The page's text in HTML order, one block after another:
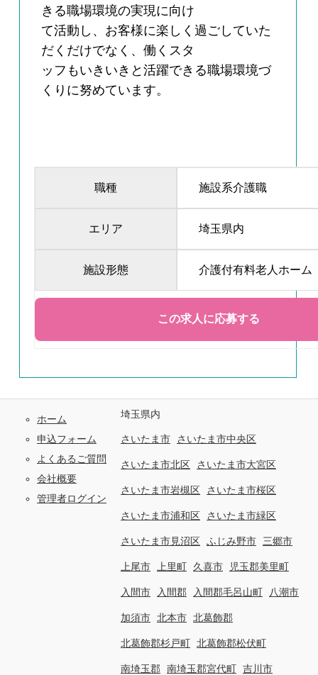
きる職場環境の実現に向け
て活動し、お客様に楽しく過ごしていた
だくだけでなく、働くスタ
ッフもいきいきと活躍できる職場環境づ
くりに努めています。
職種 施設系介護職
エリア 埼玉県内
施設形態 介護付有料老人ホーム
ホーム
申込フォーム
よくあるご質問
会社概要
管理者ログイン
埼玉県内
さいたま市 さいたま市中央区
さいたま市北区 さいたま市大宮区
さいたま市岩槻区 さいたま市桜区
さいたま市浦和区 さいたま市緑区
さいたま市見沼区 ふじみ野市 三郷市
上尾市 上里町 久喜市 児玉郡美里町
入間市 入間郡 入間郡毛呂山町 八潮市
加須市 北本市 北葛飾郡
北葛飾郡杉戸町 北葛飾郡松伏町
南埼玉郡 南埼玉郡宮代町 吉川市